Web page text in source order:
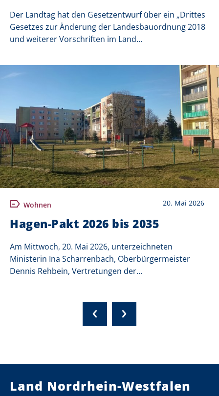
Der Landtag hat den Gesetzentwurf über ein „Drittes
Gesetzes zur Änderung der Landesbauordnung 2018
und weiterer Vorschriften im Land...
Wohnen 20. Mai 2026
Hagen-Pakt 2026 bis 2035
Am Mittwoch, 20. Mai 2026, unterzeichneten
Ministerin Ina Scharrenbach, Oberbürgermeister
Dennis Rehbein, Vertretungen der...
Land Nordrhein-Westfalen